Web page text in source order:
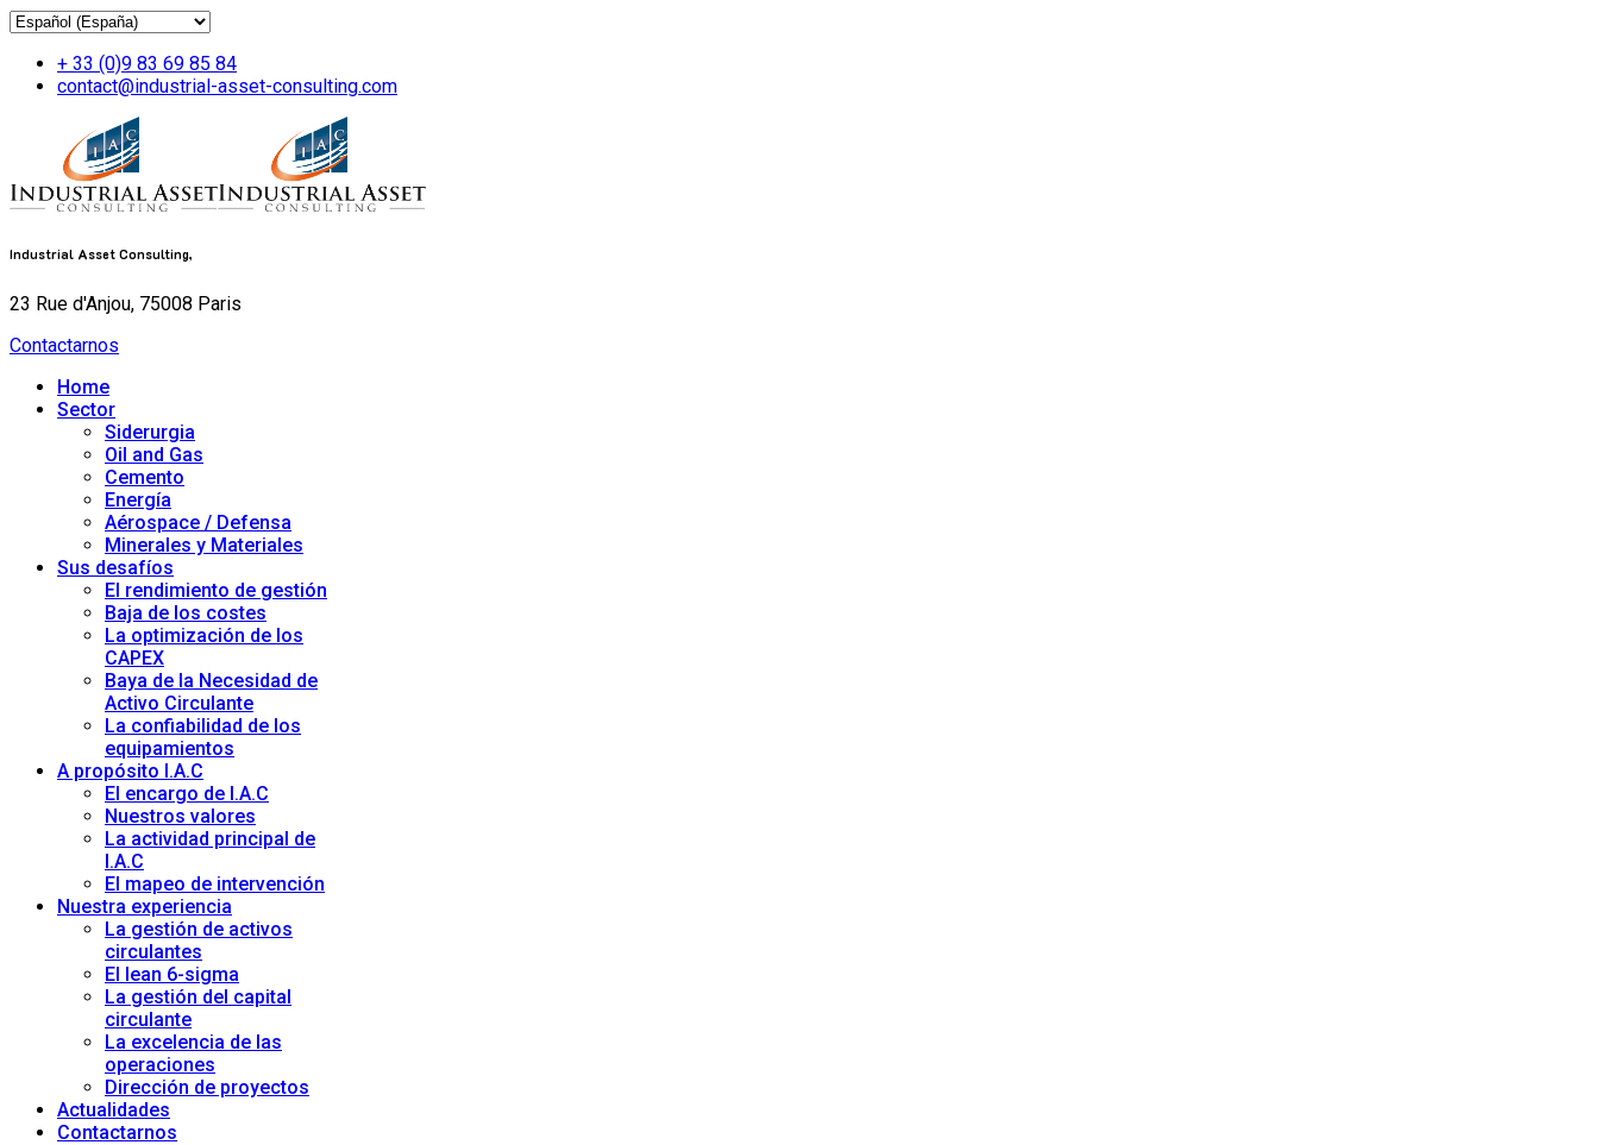
+ 33 (0)9 83 69 85 84
contact@industrial-asset-consulting.com
Industrial Asset Consulting,
23 Rue d'Anjou, 75008 Paris
Contactarnos
Home
Sector
Siderurgia
Oil and Gas
Cemento
Energía
Aérospace / Defensa
Minerales y Materiales
Sus desafíos
El rendimiento de gestión
Baja de los costes
La optimización de los
CAPEX
Baya de la Necesidad de
Activo Circulante
La confiabilidad de los
equipamientos
A propósito I.A.C
El encargo de I.A.C
Nuestros valores
La actividad principal de
I.A.C
El mapeo de intervención
Nuestra experiencia
La gestión de activos
circulantes
El lean 6-sigma
La gestión del capital
circulante
La excelencia de las
operaciones
Dirección de proyectos
Actualidades
Contactarnos